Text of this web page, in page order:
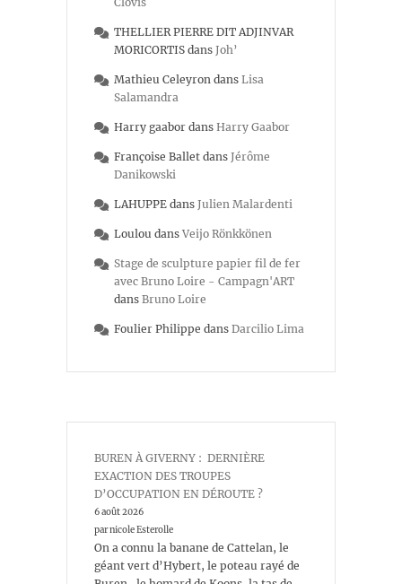
THELLIER PIERRE DIT ADJINVAR
MORICORTIS dans Joh’
Mathieu Celeyron dans Lisa
Salamandra
Harry gaabor dans Harry Gaabor
Françoise Ballet dans Jérôme
Danikowski
LAHUPPE dans Julien Malardenti
Loulou dans Veijo Rönkkönen
Stage de sculpture papier fil de fer
avec Bruno Loire - Campagn'ART
dans Bruno Loire
Foulier Philippe dans Darcilio Lima
BUREN À GIVERNY : DERNIÈRE
EXACTION DES TROUPES
D’OCCUPATION EN DÉROUTE ?
6 août 2026
par nicole Esterolle
On a connu la banane de Cattelan, le
géant vert d’Hybert, le poteau rayé de